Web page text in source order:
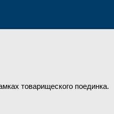
товарищеского поединка.